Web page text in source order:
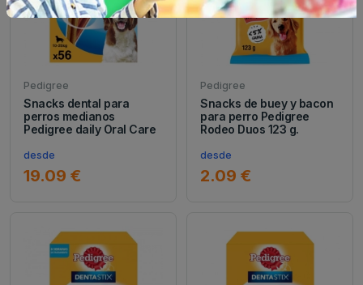
Pedigree
Snacks dental para
perros medianos
Pedigree daily Oral Care
desde
19.09 €
Pedigree
Snacks de buey y bacon
para perro Pedigree
Rodeo Duos 123 g.
desde
2.09 €